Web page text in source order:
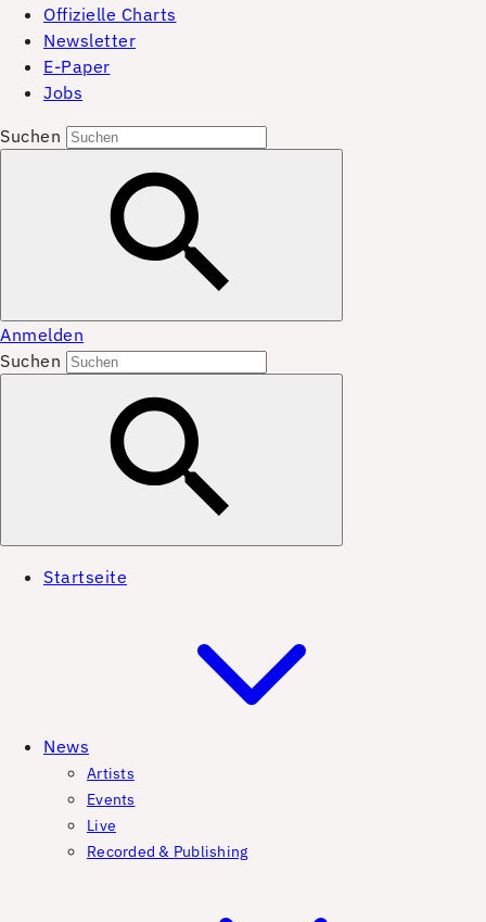
Offizielle Charts
Newsletter
E-Paper
Jobs
Suchen
Anmelden
Suchen
Startseite
News
Artists
Events
Live
Recorded & Publishing